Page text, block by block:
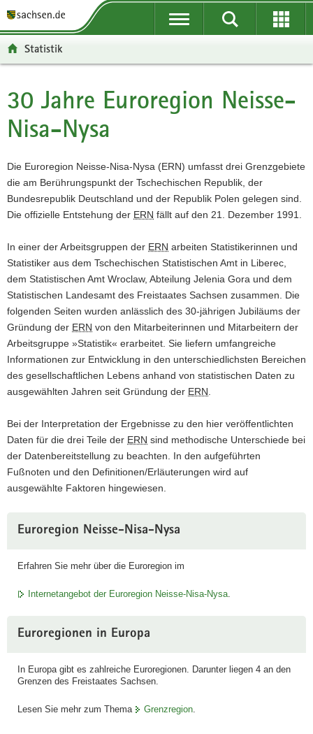
t
ü
b
e
g
r
e
i
e
n
d
e
N
a
v
i
g
a
i
o
n
t
n
a
v
g
a
t
i
n
p
n
h
a
t
t
-
B
e
e
i
c
h
Statistik
Hauptinhalt
30 Jahre Euroregion Neisse-
Nisa-Nysa
Die Euroregion Neisse-Nisa-Nysa (ERN) umfasst drei Grenzgebiete
die am Berührungspunkt der Tschechischen Republik, der
Bundesrepublik Deutschland und der Republik Polen gelegen sind.
Die offizielle Entstehung der ERN fällt auf den 21. Dezember 1991.
In einer der Arbeitsgruppen der ERN arbeiten Statistikerinnen und
Statistiker aus dem Tschechischen Statistischen Amt in Liberec,
dem Statistischen Amt Wroclaw, Abteilung Jelenia Gora und dem
Statistischen Landesamt des Freistaates Sachsen zusammen. Die
folgenden Seiten wurden anlässlich des 30-jährigen Jubiläums der
Gründung der ERN von den Mitarbeiterinnen und Mitarbeitern der
Arbeitsgruppe »Statistik« erarbeitet. Sie liefern umfangreiche
Informationen zur Entwicklung in den unterschiedlichsten Bereichen
des gesellschaftlichen Lebens anhand von statistischen Daten zu
ausgewählten Jahren seit Gründung der ERN
Bei der Interpretation der Ergebnisse zu den hier veröffentlichten
Daten für die drei Teile der ERN sind methodische Unterschiede bei
der Datenbereitstellung zu beachten. In den aufgeführten
Fußnoten und den Definitionen/Erläuterungen wird auf
ausgewählte Faktoren hingewiesen.
Euroregion Neisse-Nisa-Nysa
Erfahren Sie mehr über die Euroregion im
Internetangebot der Euroregion Neisse-Nisa-Nysa.
Euroregionen in Europa
In Europa gibt es zahlreiche Euroregionen. Darunter liegen 4 an den
Grenzen des Freistaates Sachsen.
Lesen Sie mehr zum Thema Grenzregion.